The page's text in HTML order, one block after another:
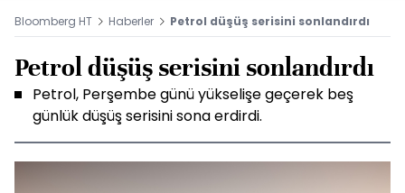
Bloomberg HT Haberler Petrol düşüş serisini sonlandırdı
Petrol düşüş serisini sonlandırdı
Petrol, Perşembe günü yükselişe geçerek beş
günlük düşüş serisini sona erdirdi.